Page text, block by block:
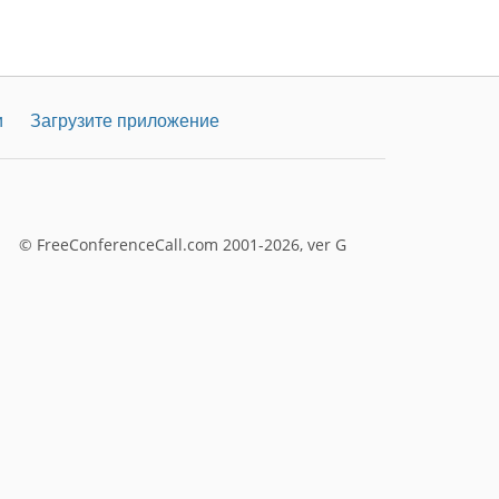
Загрузите приложение
© FreeConferenceCall.com 2001-2026, ver G